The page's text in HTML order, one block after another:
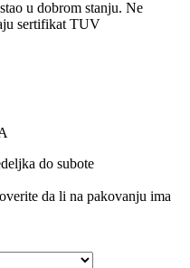
u dobrom stanju. Ne
sertifikat TUV
do subote
da li na pakovanju ima